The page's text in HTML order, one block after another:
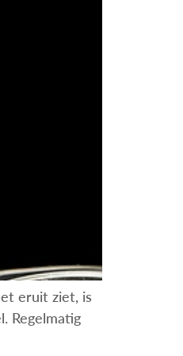
eruit ziet, is
Regelmatig